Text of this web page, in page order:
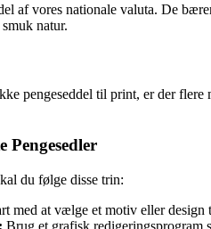
af vores nationale valuta. De
natur.
pengeseddel til print, er der
Pengesedler
du følge disse trin:
med at vælge et motiv eller
Brug et grafisk redigeringsprogram